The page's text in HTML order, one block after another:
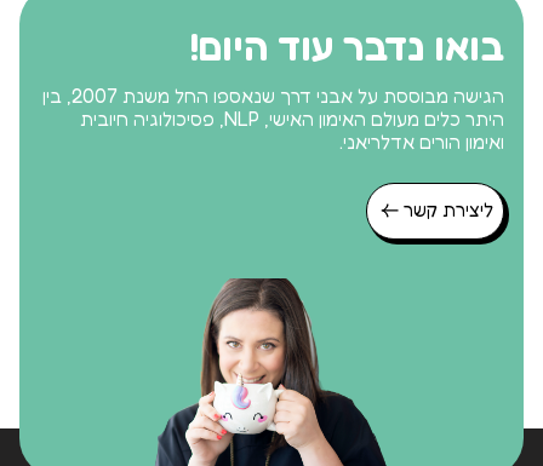
בואו נדבר עוד היום!
הגישה מבוססת על אבני דרך שנאספו החל משנת 2007, בין
היתר כלים מעולם האימון האישי, NLP, פסיכולוגיה חיובית
ואימון הורים אדלריאני.
ליצירת קשר